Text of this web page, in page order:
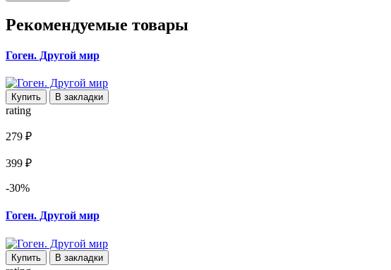
Рекомендуемые товары
Гоген. Другой мир
Купить В закладки
rating
279 ₽
399 ₽
-30%
Гоген. Другой мир
Купить В закладки